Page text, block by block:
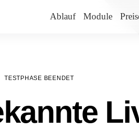
Ablauf Module
TESTPHASE BEENDET